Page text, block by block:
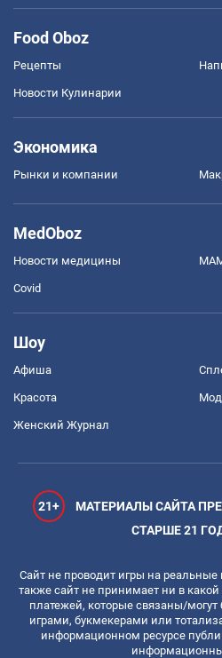
Food Oboz
Рецепты
Новости Кулинарии
Экономика
Рынки и компании
MedOboz
Новости медицины
Covid
Шоу
Афиша
Красота
Женский Журнал
21+
МАТЕРИАЛЫ САЙТА
СТАРШЕ 21
Сайт не проводит игры на
также сайт не принимает ни в
платежей, которые связаны/
играми, букмекерами или
информационном ресурсе